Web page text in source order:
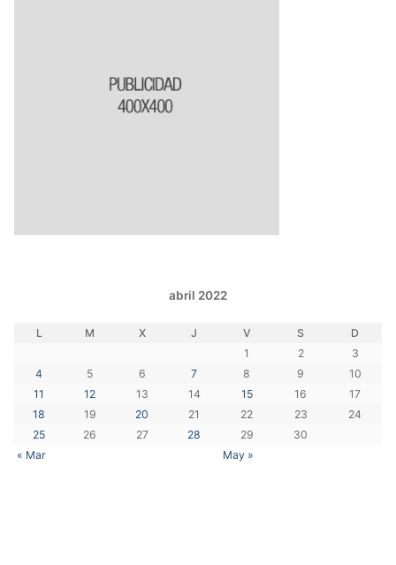
abril 2022
L M X J V S D
« Mar May »
1 2
3
4
5 6 7 8 9
10
11
12 13 14 15 16
17
18
19 20 21 22 23
24
25
26 27 28 29 30